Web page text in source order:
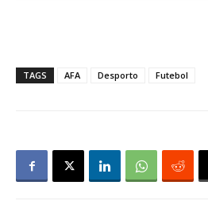
TAGS AFA Desporto Futebol